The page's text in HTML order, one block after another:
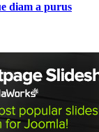
diam a purus